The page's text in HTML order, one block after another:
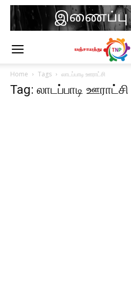
Home Tags லாடப்பாடி ஊராட்சி
Tag: லாடப்பாடி ஊராட்சி